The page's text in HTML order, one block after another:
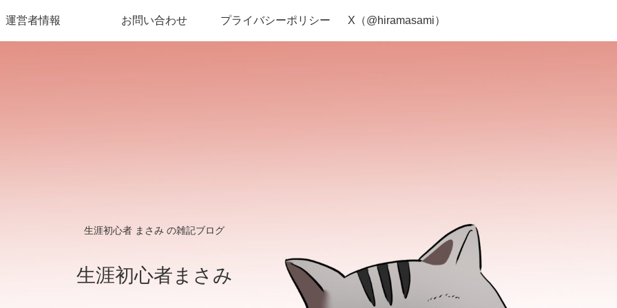
生涯初心者 まさみ の雑記ブログ
生涯初心者まさみ
運営者情報 お問い合わせ プライバシーポリシー X（@hiramasami）